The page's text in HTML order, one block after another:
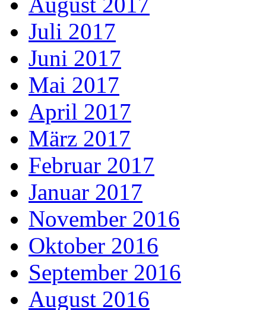
Juli 2017
Juni 2017
Mai 2017
April 2017
März 2017
Februar 2017
Januar 2017
November 2016
Oktober 2016
September 2016
August 2016